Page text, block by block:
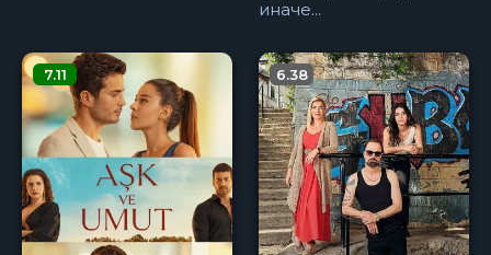
иначе...
7.11 6.38